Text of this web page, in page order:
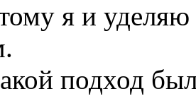
я и
подход